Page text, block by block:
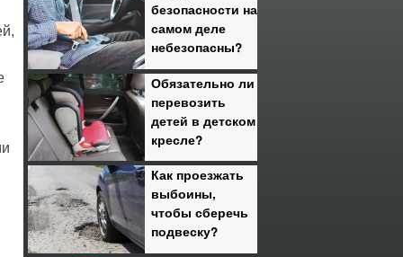
безопасности на
самом деле
небезопасны?
Обязательно ли
перевозить
детей в детском
кресле?
Как проезжать
выбоины,
чтобы сберечь
подвеску?